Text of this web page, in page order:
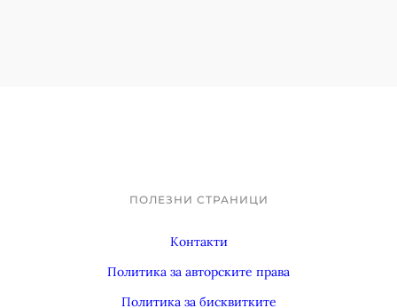
ПОЛЕЗНИ СТРАНИЦИ
Контакти
Политика за авторските права
Политика за бисквитките